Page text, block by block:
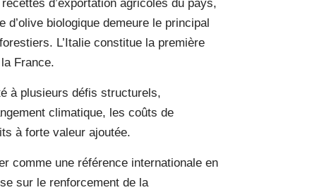
d’exportation agricoles du pays,
d’olive biologique demeure le principal
L’Italie constitue la première
France.
à plusieurs défis structurels,
climatique, les coûts de
à forte valeur ajoutée.
comme une référence internationale en
sur le renforcement de la